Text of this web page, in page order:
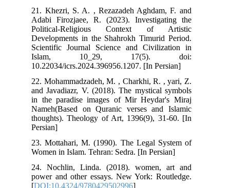
21. Khezri, S. A. , Rezazadeh Aghdam, F. and
Adabi Firozjaee, R. (2023). Investigating the
Political-Religious Context of Artistic
Developments in the Shahrokh Timurid Period.
Scientific Journal Science and Civilization in
Islam, 10_29, 17(5). doi:
10.22034/icrs.2024.396956.1207. [In Persian]
22. Mohammadzadeh, M. , Charkhi, R. , yari, Z.
and Javadiazr, V. (2018). The mystical symbols
in the paradise images of Mir Heydar's Miraj
Nameh(Based on Quranic verses and Islamic
thoughts). Theology of Art, 1396(9), 31-60. [In
23. Mottahari, M. (1990). The Legal System of
Women in Islam. Tehran: Sedra. [In Persian]
24. Nochlin, Linda. (2018). women, art and
power and other essays. New York: Routledge.
[DOI:10.4324/9780429502996